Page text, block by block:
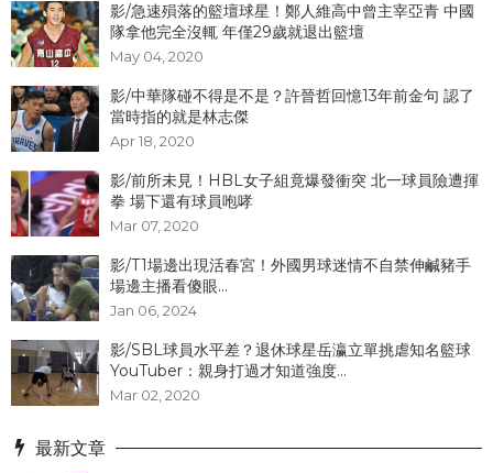
影/急速殞落的籃壇球星！鄭人維高中曾主宰亞青 中國
隊拿他完全沒輒 年僅29歲就退出籃壇
May 04, 2020
影/中華隊碰不得是不是？許晉哲回憶13年前金句 認了
當時指的就是林志傑
Apr 18, 2020
影/前所未見！HBL女子組竟爆發衝突 北一球員險遭揮
拳 場下還有球員咆哮
Mar 07, 2020
影/T1場邊出現活春宮！外國男球迷情不自禁伸鹹豬手
場邊主播看傻眼...
Jan 06, 2024
影/SBL球員水平差？退休球星岳瀛立單挑虐知名籃球
YouTuber：親身打過才知道強度...
Mar 02, 2020
最新文章